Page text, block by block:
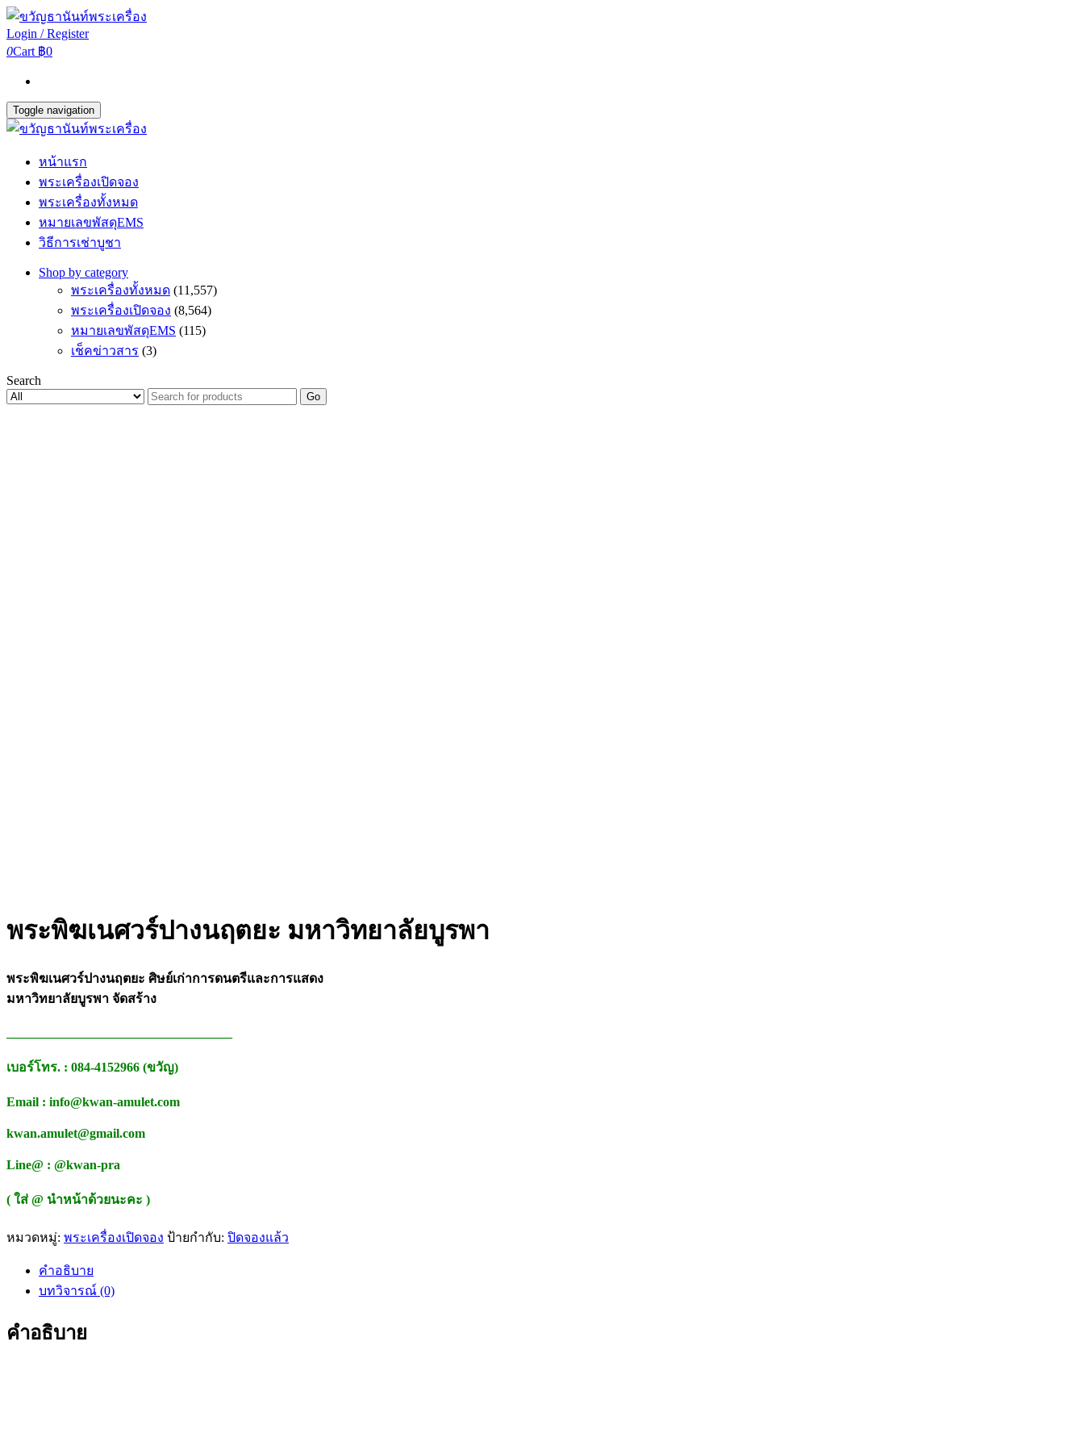
Login / Register
0Cart ฿0
Toggle navigation
หน้าแรก
พระเครื่องเปิดจอง
พระเครื่องทั้งหมด
หมายเลขพัสดุEMS
วิธีการเช่าบูชา
Shop by category
พระเครื่องทั้งหมด (11,557)
พระเครื่องเปิดจอง (8,564)
หมายเลขพัสดุEMS (115)
เช็คข่าวสาร (3)
Search
Go
พระพิฆเนศวร์ปางนฤตยะ มหาวิทยาลัยบูรพา
พระพิฆเนศวร์ปางนฤตยะ ศิษย์เก่าการดนตรีและการแสดง
มหาวิทยาลัยบูรพา จัดสร้าง
เบอร์โทร. : 084-4152966 (ขวัญ)
Email : info@kwan-amulet.com
kwan.amulet@gmail.com
Line@ : @kwan-pra
( ใส่ @ นำหน้าด้วยนะคะ )
หมวดหมู่: พระเครื่องเปิดจอง ป้ายกำกับ: ปิดจองแล้ว
คำอธิบาย
บทวิจารณ์ (0)
คำอธิบาย